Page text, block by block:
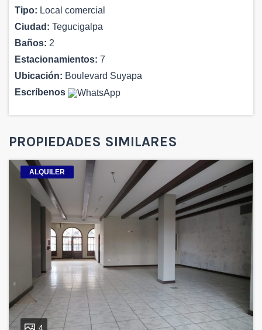
Tipo: Local comercial
Ciudad: Tegucigalpa
Baños: 2
Estacionamientos: 7
Ubicación: Boulevard Suyapa
Escríbenos
PROPIEDADES SIMILARES
ALQUILER
4